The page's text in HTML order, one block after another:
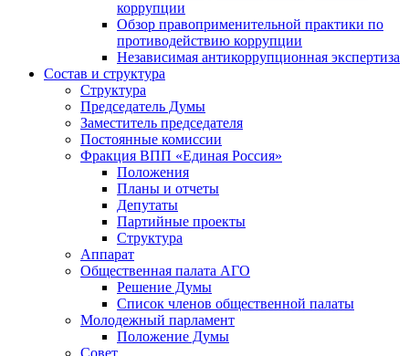
коррупции
Обзор правоприменительной практики по
противодействию коррупции
Независимая антикоррупционная экспертиза
Состав и структура
Структура
Председатель Думы
Заместитель председателя
Постоянные комиссии
Фракция ВПП «Единая Россия»
Положения
Планы и отчеты
Депутаты
Партийные проекты
Структура
Аппарат
Общественная палата АГО
Решение Думы
Список членов общественной палаты
Молодежный парламент
Положение Думы
Совет